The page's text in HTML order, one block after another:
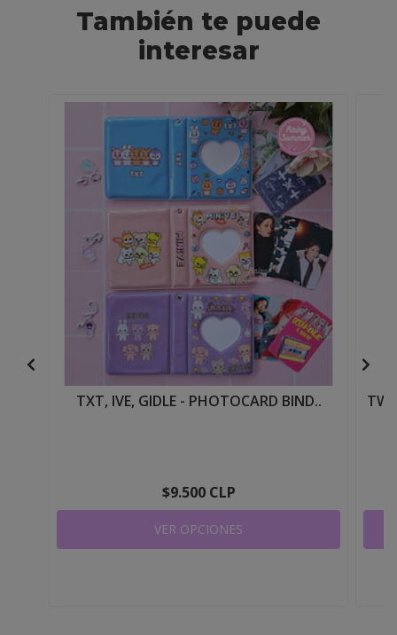
También te puede
interesar
TXT, IVE, GIDLE - PHOTOCARD BIND..
$9.500 CLP
VER OPCIONES